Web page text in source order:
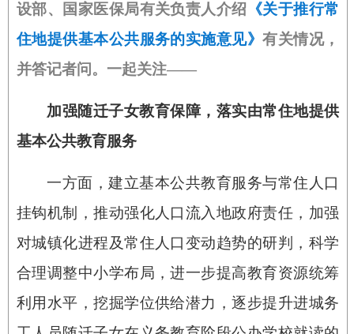
设部、国家医保局有关负责人介绍 《关于推行常
住地提供基本公共服务的实施意见》有关情况，
并答记者问。一起关注——
加强随迁子女教育保障，落实由常住地提供
基本公共教育服务
一方面，建立基本公共教育服务与常住人口
挂钩机制，推动强化人口流入地政府责任，加强
对城镇化进程及常住人口变动趋势的研判，科学
合理调整中小学布局，进一步提高教育资源统筹
利用水平，挖掘学位供给潜力，逐步提升进城务